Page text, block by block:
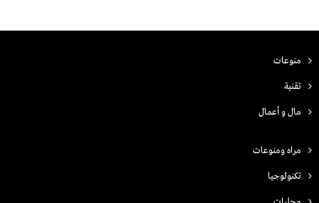
منوعات
تقنية
مال و أعمال
مراه ومنوعات
تكنولوجيا